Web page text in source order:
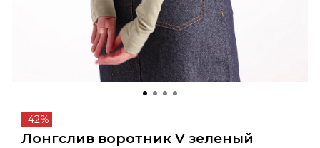
-42%
Лонгслив воротник V зеленый